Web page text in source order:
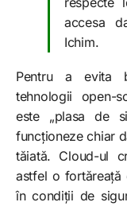
accesa
Ichim.
Pentru a evita
tehnologii open-
este „plasa de
funcționeze chiar
tăiată. Cloud-ul
astfel o fortăreață
în condiții de